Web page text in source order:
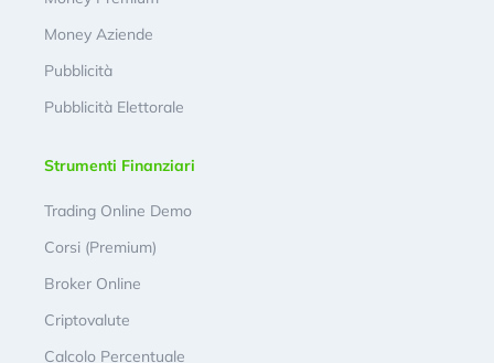
Money Aziende
Pubblicità
Pubblicità Elettorale
Strumenti Finanziari
Trading Online Demo
Corsi (Premium)
Broker Online
Criptovalute
Calcolo Percentuale